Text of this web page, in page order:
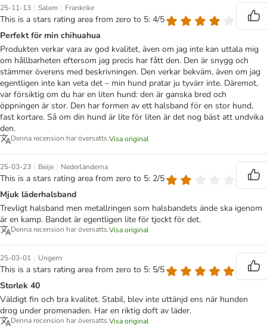
25-11-13 | Salem | Frankrike
This is a stars rating area from zero to 5: 4/5
Perfekt för min chihuahua
Produkten verkar vara av god kvalitet, även om jag inte kan uttala mig
om hållbarheten eftersom jag precis har fått den. Den är snygg och
stämmer överens med beskrivningen. Den verkar bekväm, även om jag
egentligen inte kan veta det – min hund pratar ju tyvärr inte. Däremot,
var försiktig om du har en liten hund: den är ganska bred och
öppningen är stor. Den har formen av ett halsband för en stor hund,
fast kortare. Så om din hund är lite för liten är det nog bäst att undvika
den.
Denna recension har översatts.Visa original
25-03-23 | Beije | Nederländerna
This is a stars rating area from zero to 5: 2/5
Mjuk läderhalsband
Trevligt halsband men metallringen som halsbandets ände ska igenom
är en kamp. Bandet är egentligen lite för tjockt för det.
Denna recension har översatts.Visa original
25-03-01 | Ungern
This is a stars rating area from zero to 5: 5/5
Storlek 40
Väldigt fin och bra kvalitet. Stabil, blev inte uttänjd ens när hunden
drog under promenaden. Har en riktig doft av läder.
Denna recension har översatts.Visa original